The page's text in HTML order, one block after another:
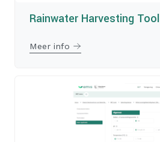
Rainwater Harvesting Tool
Meer info